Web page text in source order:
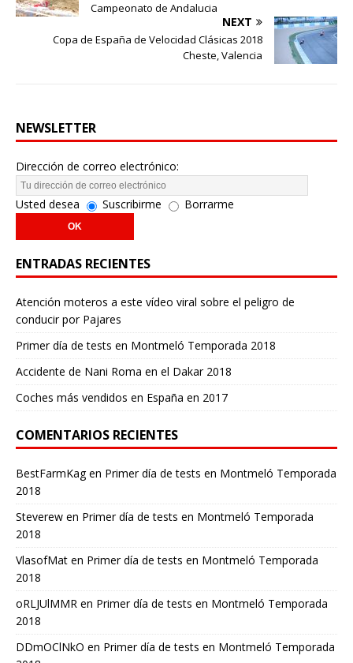
Campeonato de Andalucia
NEXT
Copa de España de Velocidad Clásicas 2018
Cheste, Valencia
NEWSLETTER
Dirección de correo electrónico:
Usted desea Suscribirme Borrarme
ENTRADAS RECIENTES
Atención moteros a este vídeo viral sobre el peligro de
conducir por Pajares
Primer día de tests en Montmeló Temporada 2018
Accidente de Nani Roma en el Dakar 2018
Coches más vendidos en España en 2017
COMENTARIOS RECIENTES
BestFarmKagen Primer día de tests en Montmeló Temporada
2018
Steverew en Primer día de tests en Montmeló Temporada
2018
VlasofMat en Primer día de tests en Montmeló Temporada
2018
oRLJUlMMR en Primer día de tests en Montmeló Temporada
2018
DDmOClNkO en Primer día de tests en Montmeló Temporada